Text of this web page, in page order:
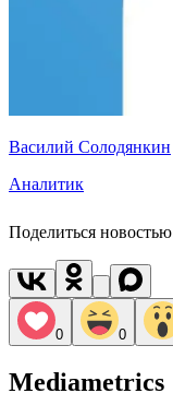
Василий Солодянкин
Аналитик
Поделиться новостью
0 0
Mediametrics